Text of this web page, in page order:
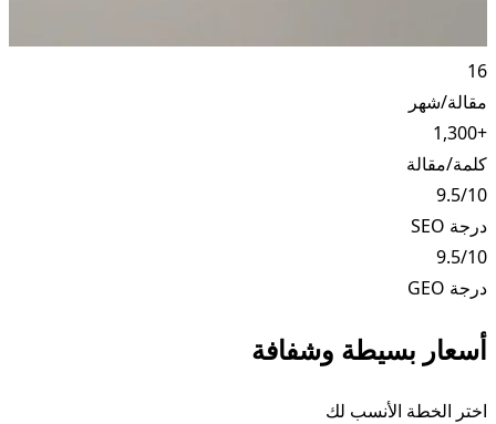
16
مقالة/شهر
+1,300
كلمة/مقالة
9.5/10
درجة SEO
9.5/10
درجة GEO
أسعار بسيطة وشفافة
اختر الخطة الأنسب لك